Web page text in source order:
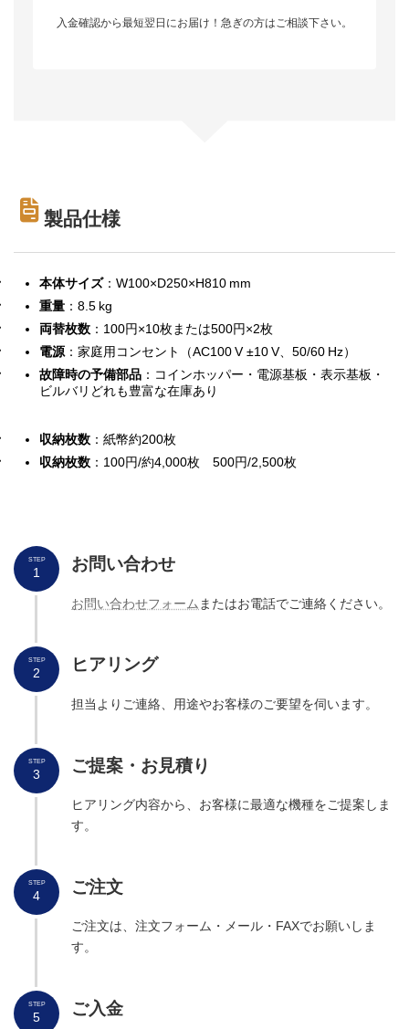
入金確認から最短翌日にお届け！急ぎの方はご相談下さい。
製品仕様
本体サイズ：W100×D250×H810 mm
重量 ：8.5 kg
両替枚数 ：100円×10枚または500円×2枚
電源 ：家庭用コンセント（AC100 V ±10 V、50/60 Hz）
故障時の予備部品 ：コインホッパー・電源基板・表示基板・
ビルバリどれも豊富な在庫あり
収納枚数 ：紙幣約200枚
収納枚数 ：100円/約4,000枚 500円/2,500枚
お問い合わせ
お問い合わせフォーム またはお電話でご連絡ください。
STEP
1
ヒアリング
担当よりご連絡、用途やお客様のご要望を伺います。
STEP
2
ご提案・お見積り
ヒアリング内容から、お客様に最適な機種をご提案しま
す。
STEP
3
ご注文
ご注文は、注文フォーム・メール・FAXでお願いしま
す。
STEP
4
ご入金
STEP
5